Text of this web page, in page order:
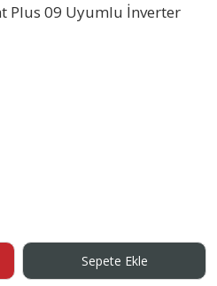
Plus 09 Uyumlu İnverter
Sepete Ekle